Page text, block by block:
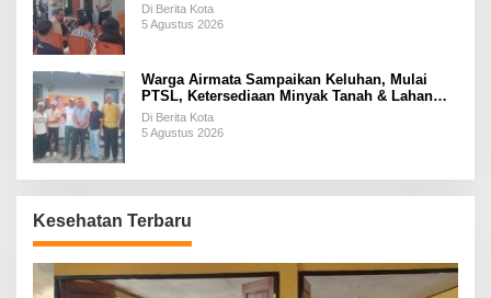
Di Berita Kota
5 Agustus 2026
Warga Airmata Sampaikan Keluhan, Mulai
PTSL, Ketersediaan Minyak Tanah & Lahan
Pemakaman
Di Berita Kota
5 Agustus 2026
Kesehatan Terbaru